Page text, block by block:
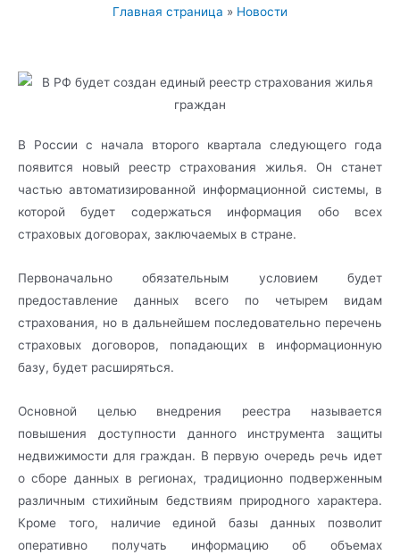
Главная страница » Новости
В России с начала второго квартала следующего года
появится новый реестр страхования жилья. Он станет
частью автоматизированной информационной системы, в
которой будет содержаться информация обо всех
страховых договорах, заключаемых в стране.
Первоначально обязательным условием будет
предоставление данных всего по четырем видам
страхования, но в дальнейшем последовательно перечень
страховых договоров, попадающих в информационную
базу, будет расширяться.
Основной целью внедрения реестра называется
повышения доступности данного инструмента защиты
недвижимости для граждан. В первую очередь речь идет
о сборе данных в регионах, традиционно подверженным
различным стихийным бедствиям природного характера.
Кроме того, наличие единой базы данных позволит
оперативно получать информацию об объемах